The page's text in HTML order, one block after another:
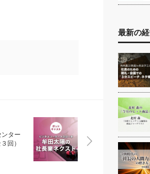
ター
回）
最新の